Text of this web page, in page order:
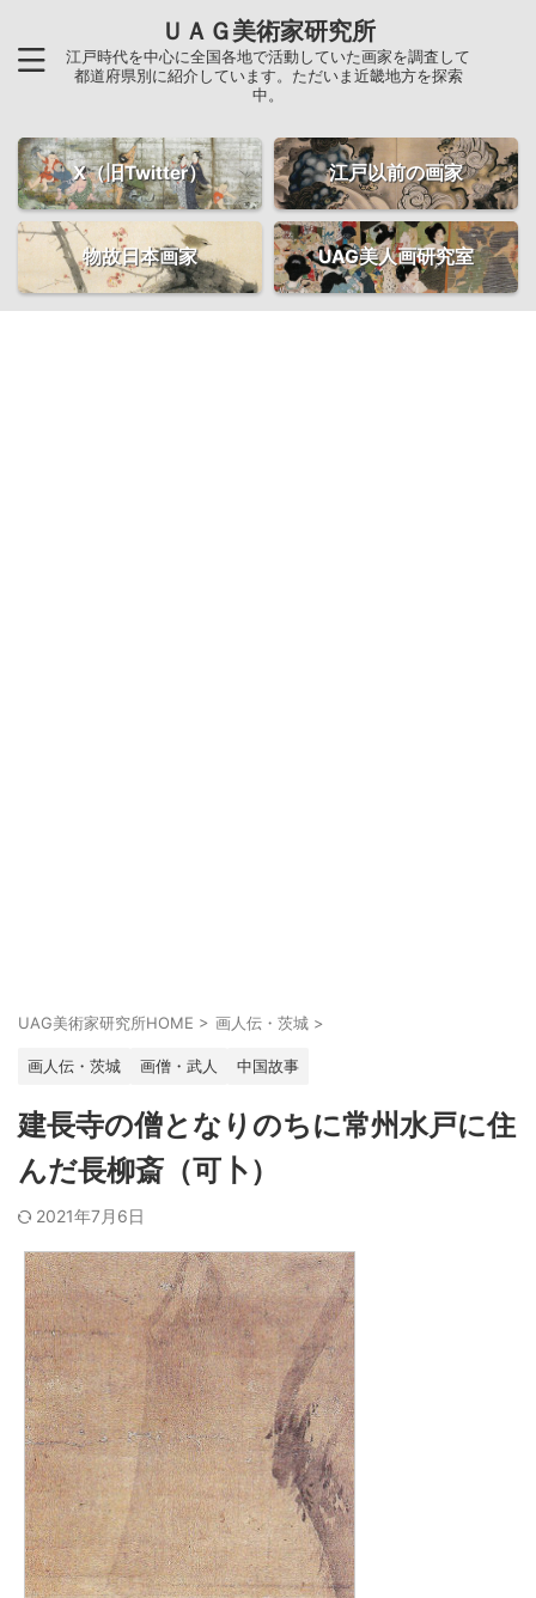
ＵＡＧ美術家研究所
江戸時代を中心に全国各地で活動していた画家を調査して
都道府県別に紹介しています。ただいま近畿地方を探索
中。
X（旧Twitter） 江戸以前の画家
物故日本画家 UAG美人画研究室
UAG美術家研究所HOME > 画人伝・茨城 >
画人伝・茨城 画僧・武人 中国故事
建長寺の僧となりのちに常州水戸に住
んだ長柳斎（可卜）
2021年7月6日